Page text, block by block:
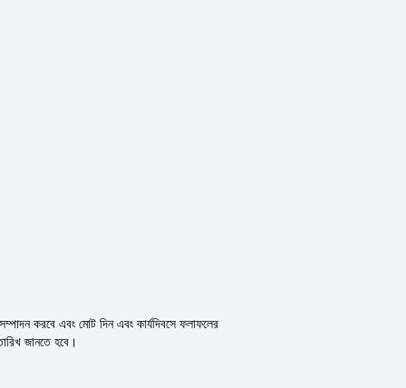
করবে এবং মোট দিন এবং কার্যদিবসে ফলাফলের
জানতে হবে।